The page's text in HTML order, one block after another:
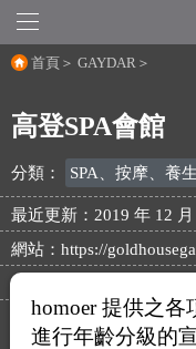
首頁 ＞ GAYDAR ＞
高登SPA會館
分類： SPA、按摩、養生
最近更新：2019 年 12 月
網站： https://
電話：0939300748
homoer 提供之
進行年齡分級的